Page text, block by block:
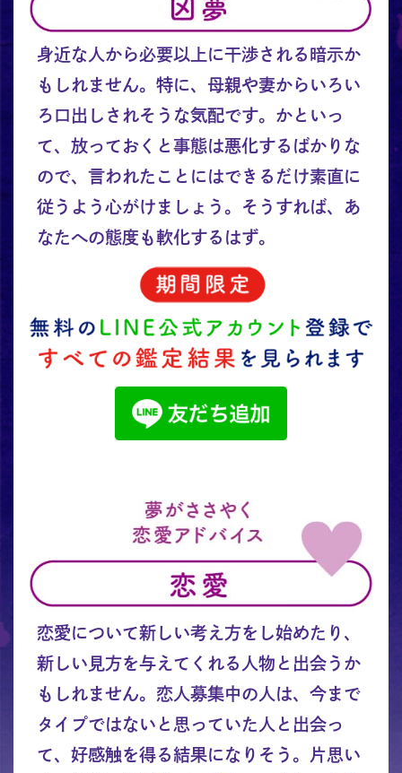
身近な人から必要以上に干渉される暗示か
もしれません。特に、母親や妻からいろい
ろ口出しされそうな気配です。かといっ
て、放っておくと事態は悪化するばかりな
ので、言われたことにはできるだけ素直に
従うよう心がけましょう。そうすれば、あ
なたへの態度も軟化するはず。
恋愛について新しい考え方をし始めたり、
新しい見方を与えてくれる人物と出会うか
もしれません。恋人募集中の人は、今まで
タイプではないと思っていた人と出会っ
て、好感触を得る結果になりそう。片思い